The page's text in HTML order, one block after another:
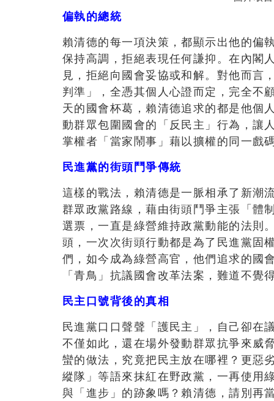
偏執的總統
賴清德的每一項決策，都顯示出他的偏
保持高調，拒絕表現任何謙抑。在內閣
見，拒絕向國會妥協或和解。對他而言
判準」，全憑其個人心證而定，完全不
天的國會杯葛，賴清德追求的都是他個
動群眾包圍國會的「反民主」行為，讓
掌權者「當家鬧事」藉以擴權的同一戲
民進黨的街頭鬥爭傳統
這樣的戰法，賴清德是一脈相承了新潮
群眾政黨路線，藉由街頭鬥爭主張「體
選票，一直是綠營維持政黨動能的法則
頭，一次次街頭行動都是為了民進黨固
們，如今成為綠營高官，他們追求的國
「青鳥」抗議國會改革法案，難道不覺
民主口號背後的真相
民進黨口口聲聲「護民主」，自己卻在
不僅如此，還在場外發動群眾抗爭來威
蠻的做法，究竟把民主放在哪裡？更惡
縱隊」等語來抹紅在野政黨，一再使用
與「進步」的跡象嗎？賴清德，請別再